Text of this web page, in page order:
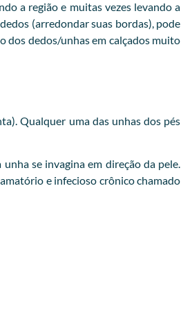
a região e muitas vezes levando a
(arredondar suas bordas), pode
dos dedos/unhas em calçados muito
Qualquer uma das unhas dos pés
se invagina em direção da pele.
e infecioso crônico chamado